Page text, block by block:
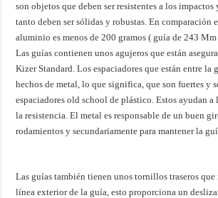
son objetos que deben ser resistentes a los impactos
tanto deben ser sólidas y robustas. En comparación
aluminio es menos de 200 gramos ( guía de 243
Las guías contienen unos agujeros que están
Kizer Standard. Los espaciadores que están entre la
hechos de metal, lo que significa, que son fuertes y
espaciadores old school de plástico. Estos ayudan
la resistencia. El metal es responsable de un buen
rodamientos y secundariamente para mantener la
Las guías también tienen unos tornillos traseros que
línea exterior de la guía, esto proporciona un